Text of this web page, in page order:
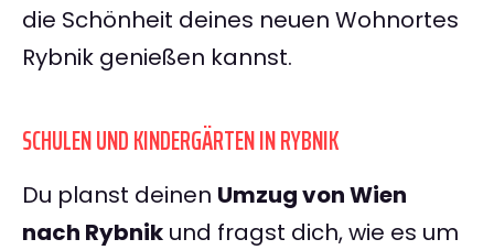
die Schönheit deines neuen Wohnortes
Rybnik genießen kannst.
SCHULEN UND KINDERGÄRTEN IN RYBNIK
Du planst deinen Umzug von Wien
nach Rybnik und fragst dich, wie es um